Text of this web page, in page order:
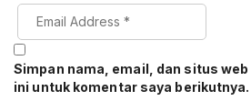
Simpan nama, email, dan situs
ini untuk komentar saya berikutnya.